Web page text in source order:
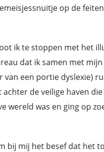
op de feiten
ik te stoppen met het
dat ik samen met
van een portie dyslexie)
achter de veilige haven
wereld was en ging op
bij mij het besef dat het